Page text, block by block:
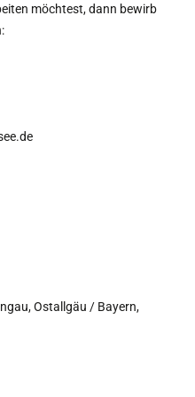
möchtest, dann bewirb
Ostallgäu / Bayern,